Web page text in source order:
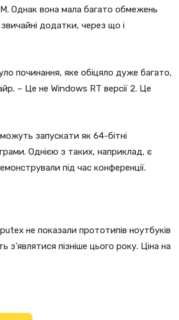
Однак вона мала багато обмежень
додатки, через що і
починання, яке обіцяло дуже багато,
– Це не Windows RT версії 2. Це
запускати як 64-бітні
Однією з таких, наприклад, є
під час конференції.
не показали прототипів ноутбуків
пізніше цього року. Ціна на